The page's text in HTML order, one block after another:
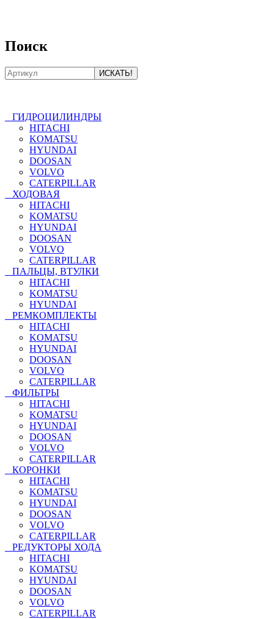
Поиск
ГИДРОЦИЛИНДРЫ
HITACHI
KOMATSU
HYUNDAI
DOOSAN
VOLVO
CATERPILLAR
ХОДОВАЯ
HITACHI
KOMATSU
HYUNDAI
DOOSAN
VOLVO
CATERPILLAR
ПАЛЬЦЫ, ВТУЛКИ
HITACHI
KOMATSU
HYUNDAI
РЕМКОМПЛЕКТЫ
HITACHI
KOMATSU
HYUNDAI
DOOSAN
VOLVO
CATERPILLAR
ФИЛЬТРЫ
HITACHI
KOMATSU
HYUNDAI
DOOSAN
VOLVO
CATERPILLAR
КОРОНКИ
HITACHI
KOMATSU
HYUNDAI
DOOSAN
VOLVO
CATERPILLAR
РЕДУКТОРЫ ХОДА
HITACHI
KOMATSU
HYUNDAI
DOOSAN
VOLVO
CATERPILLAR